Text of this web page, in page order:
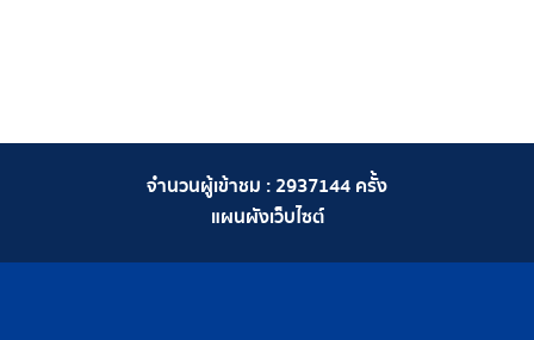
จำนวนผู้เข้าชม :2937144 ครั้ง
แผนผังเว็บไซต์